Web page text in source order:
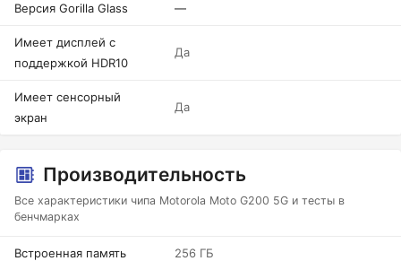
Версия Gorilla Glass —
Имеет дисплей с
поддержкой HDR10
Да
Имеет сенсорный
экран
Да
Производительность
Все характеристики чипа Motorola Moto G200 5G и тесты в
бенчмарках
Встроенная память 256 ГБ